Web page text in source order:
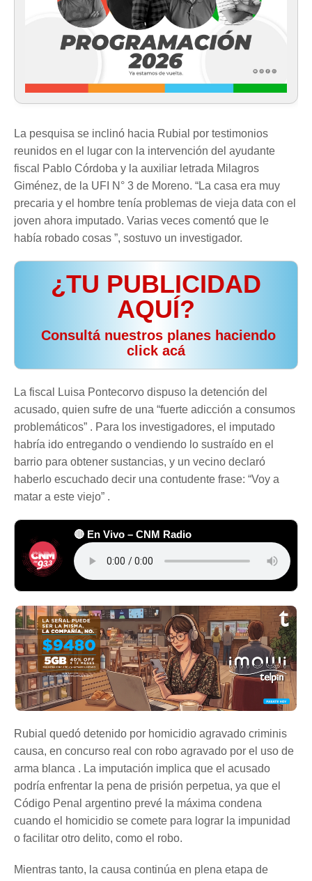
La pesquisa se inclinó hacia Rubial por testimonios
reunidos en el lugar con la intervención del ayudante
fiscal Pablo Córdoba y la auxiliar letrada Milagros
Giménez, de la UFI N° 3 de Moreno. “La casa era muy
precaria y el hombre tenía problemas de vieja data con el
joven ahora imputado. Varias veces comentó que le
había robado cosas ”, sostuvo un investigador.
¿TU PUBLICIDAD
AQUÍ?
️ Consultá nuestros planes haciendo
click acá
La fiscal Luisa Pontecorvo dispuso la detención del
acusado, quien sufre de una “fuerte adicción a consumos
problemáticos” . Para los investigadores, el imputado
habría ido entregando o vendiendo lo sustraído en el
barrio para obtener sustancias, y un vecino declaró
haberlo escuchado decir una contudente frase: “Voy a
matar a este viejo” .
🔴 En Vivo – CNM Radio
Rubial quedó detenido por homicidio agravado criminis
causa, en concurso real con robo agravado por el uso de
arma blanca . La imputación implica que el acusado
podría enfrentar la pena de prisión perpetua, ya que el
Código Penal argentino prevé la máxima condena
cuando el homicidio se comete para lograr la impunidad
o facilitar otro delito, como el robo.
Mientras tanto, la causa continúa en plena etapa de